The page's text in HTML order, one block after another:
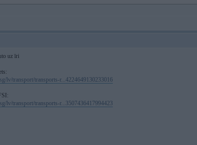
uz īri
lv/transport/transports-r...4224649130233016
lv/transport/transports-r...3507436417994423